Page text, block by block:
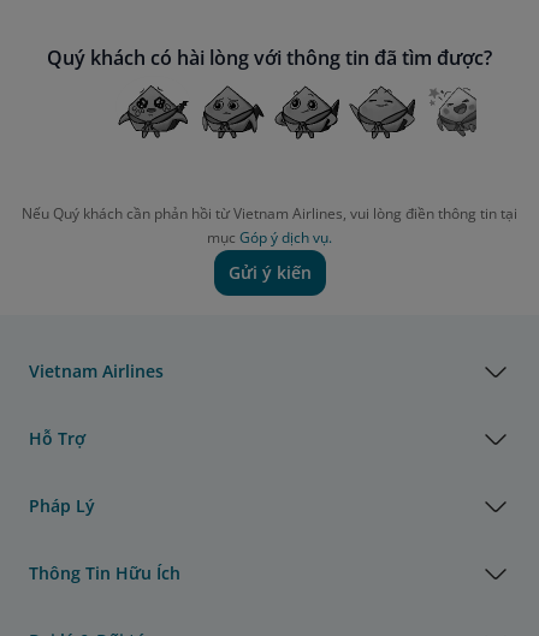
Quý khách có hài lòng với thông tin đã tìm được?
Nếu Quý khách cần phản hồi từ Vietnam Airlines, vui lòng điền thông tin tại
mục Góp ý dịch vụ.
Gửi ý kiến
Vietnam Airlines
Hỗ Trợ
Pháp Lý
Thông Tin Hữu Ích